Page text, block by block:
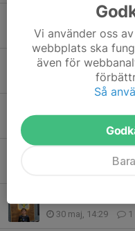
Cupmästare!
13 jun, 17:06 1
Svenska Cupen
13 jun, 09:44 0
1
Årets stipendiater
30 maj, 14:29 1
Vi använder oss
webbplats ska
även för
Så